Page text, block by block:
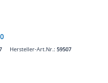
Hersteller-Art.Nr.: 59507